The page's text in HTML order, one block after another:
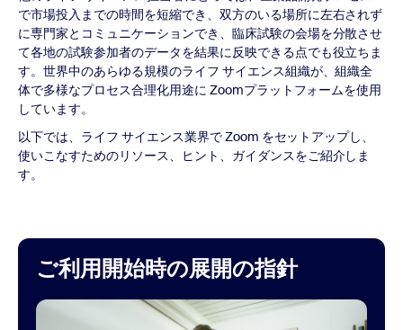
で市場投入までの時間を短縮でき、双方のいる場所に左右されず
に専門家とコミュニケーションでき、臨床試験の会場を分散させ
て各地の試験参加者のデータを結果に反映できる点でも役立ちま
す。世界中のあらゆる規模のライフ サイエンス組織が、組織全
体で多様なプロセス合理化用途に Zoomプラットフォームを使用
しています。
以下では、ライフ サイエンス業界で Zoom をセットアップし、
使いこなすためのリソース、ヒント、ガイダンスをご紹介しま
す。
ご利用開始時の展開の指針